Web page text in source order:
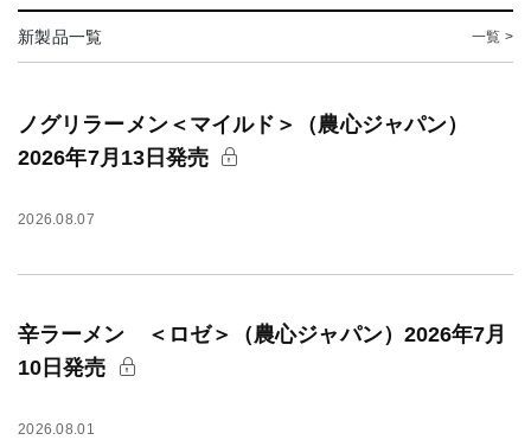
新製品一覧 一覧 >
ノグリラーメン＜マイルド＞（農心ジャパン）
2026年7月13日発売
2026.08.07
辛ラーメン ＜ロゼ＞（農心ジャパン）2026年7月
10日発売
2026.08.01